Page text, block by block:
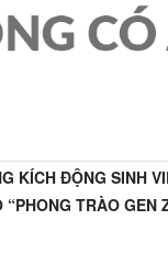
KÍCH ĐỘNG SINH
“PHONG TRÀO GEN